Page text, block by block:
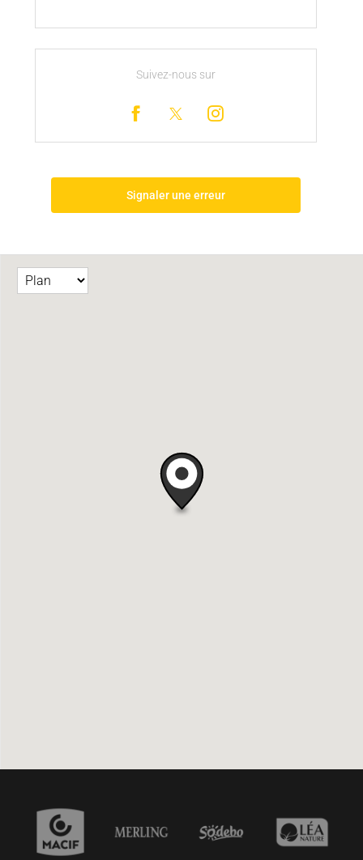
Suivez-nous sur
Signaler une erreur